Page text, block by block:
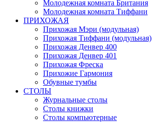
Молодежная комната Британия
Молодежная комната Тиффани
ПРИХОЖАЯ
Прихожая Мэри (модульная)
Прихожая Тиффани (модульная)
Прихожая Денвер 400
Прихожая Денвер 401
Прихожая Фреска
Прихожие Гармония
Обувные тумбы
СТОЛЫ
Журнальные столы
Столы книжки
Столы компьютерные